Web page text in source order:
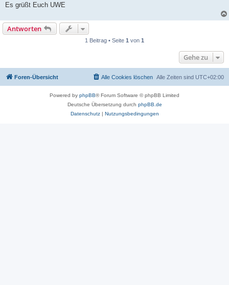
a
Es grüßt Euch UWE
Antworten
1 Beitrag • Seite 1 von 1
Gehe zu
Foren-Übersicht Alle Zeiten sind UTC+02:00
Alle Cookies löschen
Powered by phpBB® Forum Software © phpBB Limited
Deutsche Übersetzung durch phpBB.de
Datenschutz| Nutzungsbedingungen